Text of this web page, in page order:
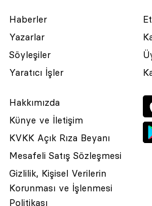
Haberler
Yazarlar
Söyleşiler
Yaratıcı İşler
Hakkımızda
Künye ve İletişim
KVKK Açık Rıza Beyanı
Mesafeli Satış Sözleşmesi
Gizlilik, Kişisel Verilerin
Korunması ve İşlenmesi
Politikası
© 2001 Rota Yayın Yapım Tanıtım